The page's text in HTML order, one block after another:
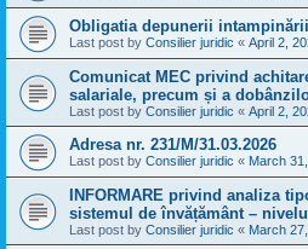
Obligatia depunerii intampinării
Last post by Consilier juridic « April 2,
Comunicat MEC privind
salariale, precum și a
Last post by Consilier juridic « April 2,
Adresa nr. 231/M/31.03.2026
Last post by Consilier juridic « March
INFORMARE privind analiza
sistemul de învățământ –
Last post by Consilier juridic « March